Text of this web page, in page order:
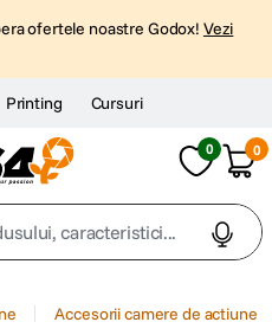
ofertele noastre Godox! Vezi
Printing Cursuri
0 0
caracteristici...
Accesorii camere de actiune